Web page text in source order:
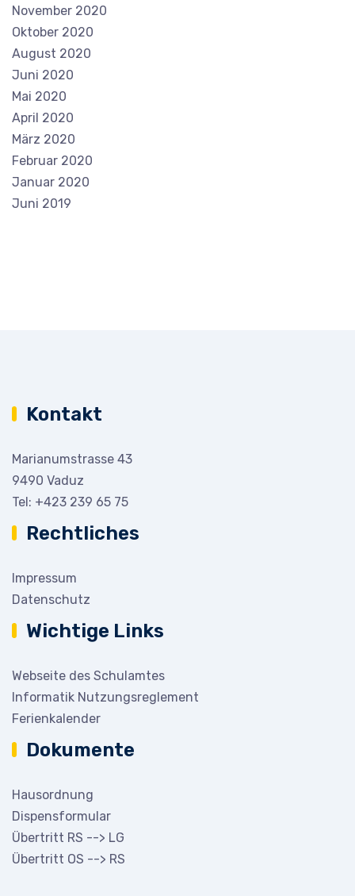
November 2020
Oktober 2020
August 2020
Juni 2020
Mai 2020
April 2020
März 2020
Februar 2020
Januar 2020
Juni 2019
Kontakt
Marianumstrasse 43
9490 Vaduz
Tel: +423 239 65 75
Rechtliches
Impressum
Datenschutz
Wichtige Links
Webseite des Schulamtes
Informatik Nutzungsreglement
Ferienkalender
Dokumente
Hausordnung
Dispensformular
Übertritt RS --> LG
Übertritt OS --> RS